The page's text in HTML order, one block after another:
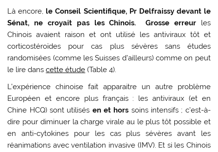
Là encore, le Conseil Scientifique, Pr Delfraissy devant le
Sénat, ne croyait pas les Chinois. Grosse erreur les
Chinois avaient raison et ont utilisé les antiviraux tôt et
corticostéroïdes pour cas plus sévères sans études
randomisées (comme les Suisses d’ailleurs) comme on peut
le lire danscette étude (Table 4).
L’expérience chinoise fait apparaitre un autre problème
Européen et encore plus français : les antiviraux (et en
Chine HCQ) sont utilisés en et hors soins intensifs ; c’est-à-
dire pour diminuer la charge virale au le plus tôt possible et
en anti-cytokines pour les cas plus sévères avant les
réanimations avec ventilation invasive (IMV). Et si les Chinois